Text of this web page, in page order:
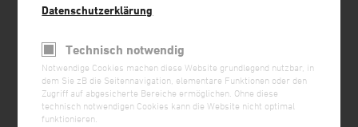
Datenschutzerklärung
Technisch notwendig
Notwendige Cookies machen diese Website grundlegend nutzbar, in
dem Sie zB die Seitennavigation, elementare Funktionen oder den
Zugriff auf abgesicherte Bereiche ermöglichen. Ohne diese
technisch notwendigen Cookies kann die Website nicht optimal
funktionieren.